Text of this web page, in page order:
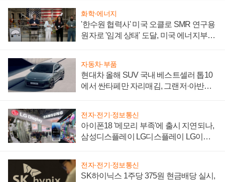
화학·에너지
'한수원 협력사' 미국 오클로 SMR 연구용
원자로 '임계 상태' 도달, 미국 에너지부
자동차·부품
현대차 올해 SUV 국내 베스트셀러 톱10
에서 싼타페만 자리매김, 그랜저·아반떼
전자·전기·정보통신
아이폰18 '메모리 부족'에 출시 지연되나,
삼성디스플레이 LG디스플레이 LG이노
전자·전기·정보통신
SK하이닉스 1주당 375원 현금배당 실시,